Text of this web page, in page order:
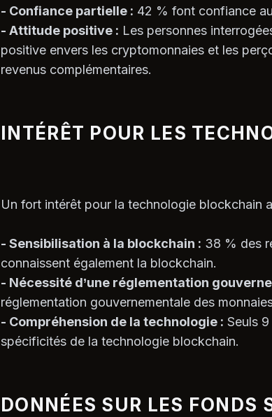
- Confiance partielle : 42 % font confiance
- Attitude positive : Les personnes
positive envers les cryptomonnaies et les
revenus complémentaires.
INTÉRÊT POUR LES
Un fort intérêt pour la technologie blockchain
- Sensibilisation à la blockchain : 38 % des
connaissent également la blockchain.
- Nécessité d’une réglementation
réglementation gouvernementale des
- Compréhension de la technologie : Seuls
spécificités de la technologie blockchain.
DONNÉES SUR LES FONDS